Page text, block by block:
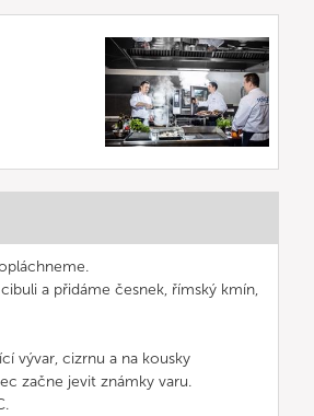
a přidáme česnek, římský kmín,
vývar, cizrnu a na kousky
začne jevit známky varu.